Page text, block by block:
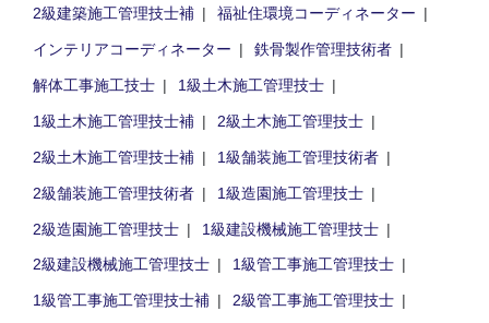
2級建築施工管理技士補
福祉住環境コーディネーター
インテリアコーディネーター
鉄骨製作管理技術者
解体工事施工技士
1級土木施工管理技士
1級土木施工管理技士補
2級土木施工管理技士
2級土木施工管理技士補
1級舗装施工管理技術者
2級舗装施工管理技術者
1級造園施工管理技士
2級造園施工管理技士
1級建設機械施工管理技士
2級建設機械施工管理技士
1級管工事施工管理技士
1級管工事施工管理技士補
2級管工事施工管理技士